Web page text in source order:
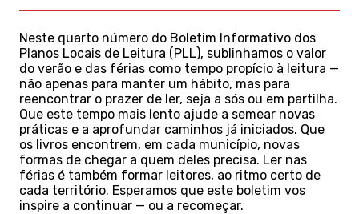
Neste quarto número do Boletim Informativo dos
Planos Locais de Leitura (PLL), sublinhamos o valor
do verão e das férias como tempo propício à leitura —
não apenas para manter um hábito, mas para
reencontrar o prazer de ler, seja a sós ou em partilha.
Que este tempo mais lento ajude a semear novas
práticas e a aprofundar caminhos já iniciados. Que
os livros encontrem, em cada município, novas
formas de chegar a quem deles precisa. Ler nas
férias é também formar leitores, ao ritmo certo de
cada território. Esperamos que este boletim vos
inspire a continuar — ou a recomeçar.